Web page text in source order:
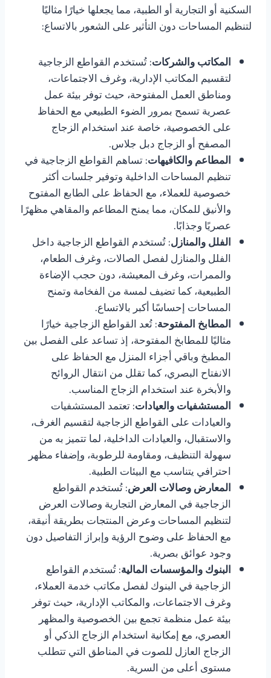
السكنية أو التجارية أو الطبية، مما يجعلها خيارًا مثاليًا
لتنظيم المساحات دون التأثير على الشعور بالاتساع:
المكاتب والشركات: تُستخدم القواطع الزجاجية
لتقسيم المكاتب الإدارية، وغرف الاجتماعات،
ومناطق العمل المفتوحة، حيث توفر بيئة عمل
عصرية تسمح بمرور الضوء الطبيعي مع الحفاظ
على الخصوصية، خاصة عند استخدام الزجاج
المصفح أو الزجاج دبل جلاس.
المطاعم والكافيهات: تساهم القواطع الزجاجية في
تنظيم المساحات الداخلية وتوفير جلسات أكثر
خصوصية للعملاء، مع الحفاظ على الطابع المفتوح
والأنيق للمكان، مما يمنح المطاعم والمقاهي مظهرًا
عصريًا وجذابًا.
الفلل والمنازل: تُستخدم القواطع الزجاجية داخل
الفلل والمنازل لفصل الصالات، وغرف الطعام،
والممرات، وغرف المعيشة، دون حجب الإضاءة
الطبيعية، كما تضيف لمسة من الفخامة وتمنح
المساحات إحساسًا أكبر بالاتساع.
المطابخ المفتوحة: تُعد القواطع الزجاجية خيارًا
مثاليًا للمطابخ المفتوحة، إذ تساعد على الفصل بين
المطبخ وباقي أجزاء المنزل مع الحفاظ على
الانفتاح البصري، كما تقلل من انتقال الروائح
والأبخرة عند استخدام الزجاج المناسب.
المستشفيات والعيادات: تعتمد المستشفيات
والعيادات على القواطع الزجاجية لتقسيم الغرف،
والاستقبال، والعيادات الداخلية، لما تتميز به من
سهولة التنظيف، ومقاومة للرطوبة، وإضفاء مظهر
احترافي يتناسب مع البيئات الطبية.
المعارض وصالات العرض: تُستخدم القواطع
الزجاجية في المعارض التجارية وصالات العرض
لتنظيم المساحات وعرض المنتجات بطريقة أنيقة،
مع الحفاظ على وضوح الرؤية وإبراز التفاصيل دون
وجود عوائق بصرية.
البنوك والمؤسسات المالية: تُستخدم القواطع
الزجاجية في البنوك لفصل مكاتب خدمة العملاء،
وغرف الاجتماعات، والمكاتب الإدارية، حيث توفر
بيئة عمل منظمة تجمع بين الخصوصية والمظهر
العصري، مع إمكانية استخدام الزجاج الذكي أو
الزجاج العازل للصوت في المناطق التي تتطلب
مستوى أعلى من السرية.